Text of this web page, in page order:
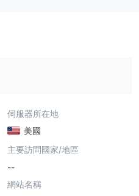
伺服器所在地
美國
主要訪問國家/地區
--
網站名稱